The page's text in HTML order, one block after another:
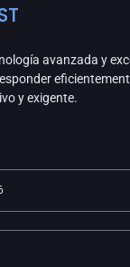
avanzada y
y exigente.